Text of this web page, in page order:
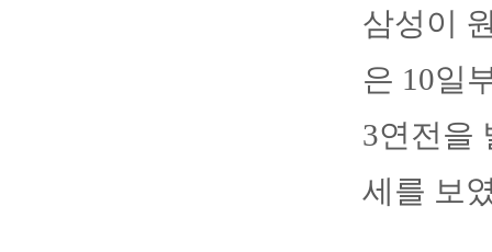
삼성이
은 10일
3연전을
세를 보